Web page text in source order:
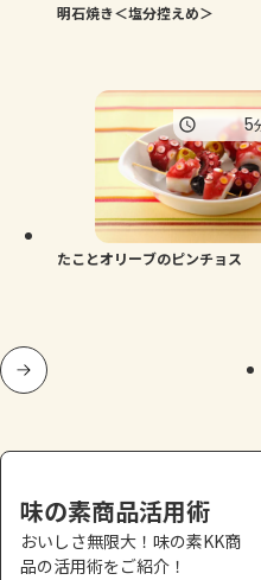
明石焼き＜塩分控えめ＞
たことオリーブのピンチョス
5
味の素商品活用術
おいしさ無限大！味の素KK商
品の活用術をご紹介！